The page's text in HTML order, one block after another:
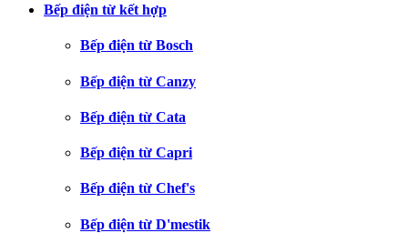
Bếp điện từ kết hợp
Bếp điện từ Bosch
Bếp điện từ Canzy
Bếp điện từ Cata
Bếp điện từ Capri
Bếp điện từ Chef's
Bếp điện từ D'mestik